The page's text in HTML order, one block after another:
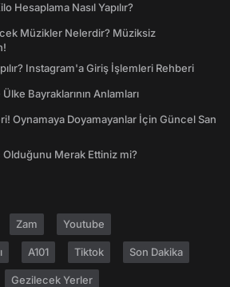
Hesaplama Nasıl Yapılır?
Müzikler Nelerdir? Müziksiz
Instagram'a Giriş İşlemleri Rehberi
Bayraklarının Anlamları
Oynamaya Doyamayanlar İçin Güncel San
Merak Ettiniz mi?
Zam Youtube
A101 Tiktok Son Dakika
Gezilecek Yerler